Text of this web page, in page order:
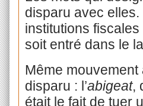
disparu avec
institutions
soit entré dans le
Même
disparu : l’abigeat,
était le fait de tuer